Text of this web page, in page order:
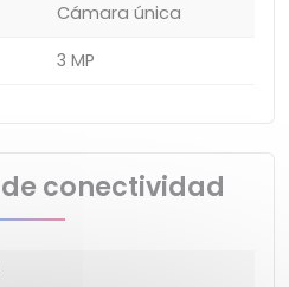
Cámara única
3 MP
conectividad